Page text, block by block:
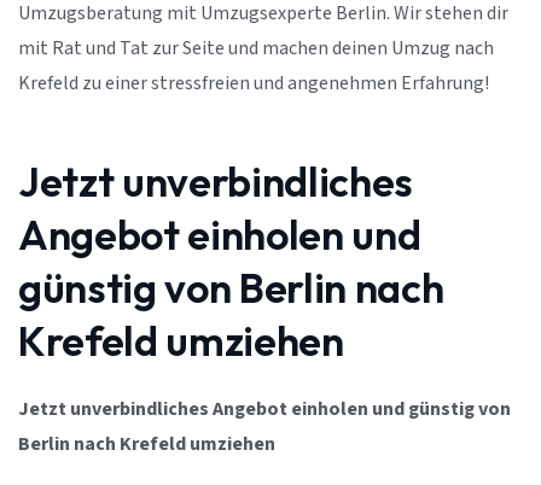
Umzugsberatung mit Umzugsexperte Berlin. Wir stehen dir
mit Rat und Tat zur Seite und machen deinen Umzug nach
Krefeld zu einer stressfreien und angenehmen Erfahrung!
Jetzt unverbindliches
Angebot einholen und
günstig von Berlin nach
Krefeld umziehen
Jetzt unverbindliches Angebot einholen und günstig von
Berlin nach Krefeld umziehen